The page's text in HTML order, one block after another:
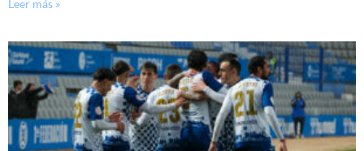
Leer más »